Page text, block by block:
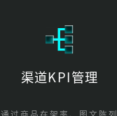
渠道KPI管理